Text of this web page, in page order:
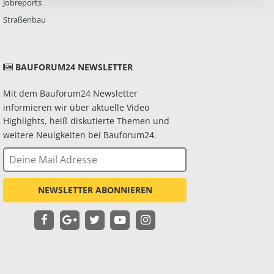
Jobreports
Straßenbau
BAUFORUM24 NEWSLETTER
Mit dem Bauforum24 Newsletter
informieren wir über aktuelle Video
Highlights, heiß diskutierte Themen und
weitere Neuigkeiten bei Bauforum24.
NEWSLETTER ABONNIEREN